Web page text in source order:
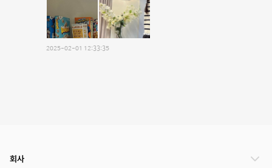
2025-02-01 12:33:35
회사